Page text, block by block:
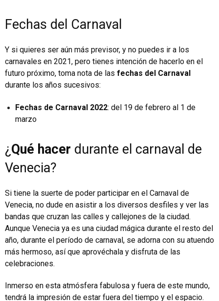
Fechas del Carnaval
Y si quieres ser aún más previsor, y no puedes ir a los
carnavales en 2021, pero tienes intención de hacerlo en el
futuro próximo, toma nota de las fechas del Carnaval
durante los años sucesivos:
Fechas de Carnaval 2022: del 19 de febrero al 1 de
marzo
¿Qué hacer durante el carnaval de
Venecia?
Si tiene la suerte de poder participar en el Carnaval de
Venecia, no dude en asistir a los diversos desfiles y ver las
bandas que cruzan las calles y callejones de la ciudad.
Aunque Venecia ya es una ciudad mágica durante el resto del
año, durante el período de carnaval, se adorna con su atuendo
más hermoso, así que aprovéchala y disfruta de las
celebraciones.
Inmerso en esta atmósfera fabulosa y fuera de este mundo,
tendrá la impresión de estar fuera del tiempo y el espacio.